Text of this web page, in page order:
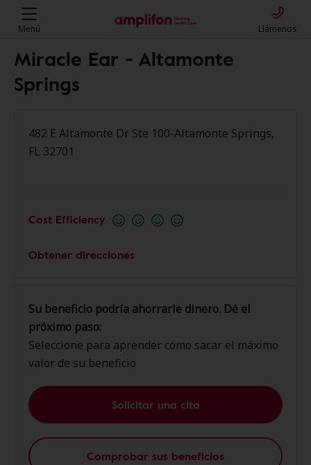
Menú Llámenos
Miracle Ear - Altamonte
Springs
482 E Altamonte Dr Ste 100-Altamonte Springs,
FL 32701
Cost Efficiency
Obtener direcciones
Su beneficio podría ahorrarle dinero. Dé el
próximo paso:
Seleccione para aprender cómo sacar el máximo
valor de su beneficio
Solicitar una cita
Comprobar sus beneficios